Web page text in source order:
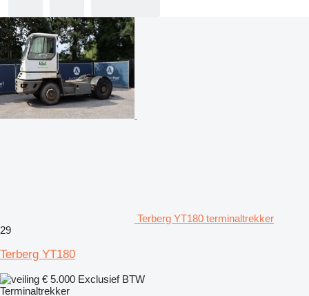
Terberg YT180 terminaltrekker
29
Terberg YT180
€ 5.000 Exclusief BTW
Terminaltrekker